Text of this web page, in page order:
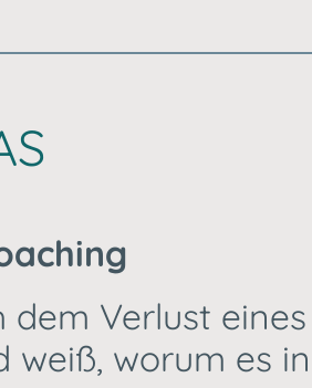
Verlust
worum es